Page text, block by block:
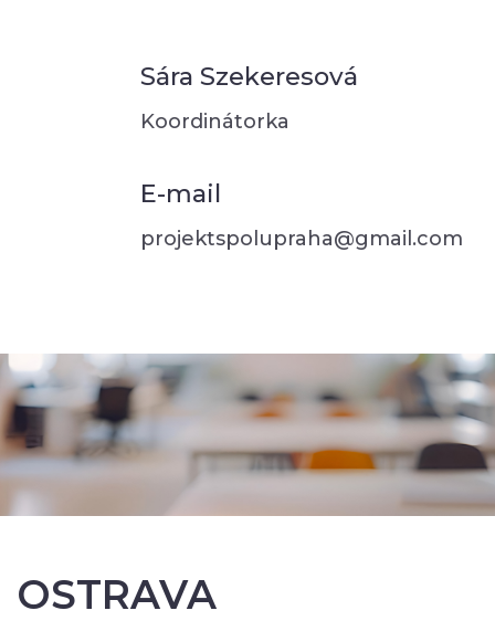
Sára Szekeresová
Koordinátorka
E-mail
projektspolupraha@gmail.com
OSTRAVA